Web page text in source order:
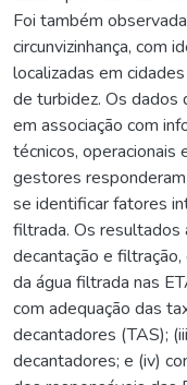
Foi também
circunvizinhança, com
localizadas em
de turbidez. Os dados
em associação com
técnicos, operacionais
gestores
se identificar fatores
filtrada. Os resultados
decantação e
da água filtrada nas
com adequação das
decantadores (TAS);
decantadores; e (iv)